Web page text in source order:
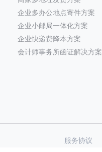
企业多办公地点寄件方案
企业小邮局一体化方案
企业快递费降本方案
会计师事务所函证解决方案
服务协议